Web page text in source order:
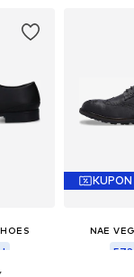
zł
KUPON
NAE